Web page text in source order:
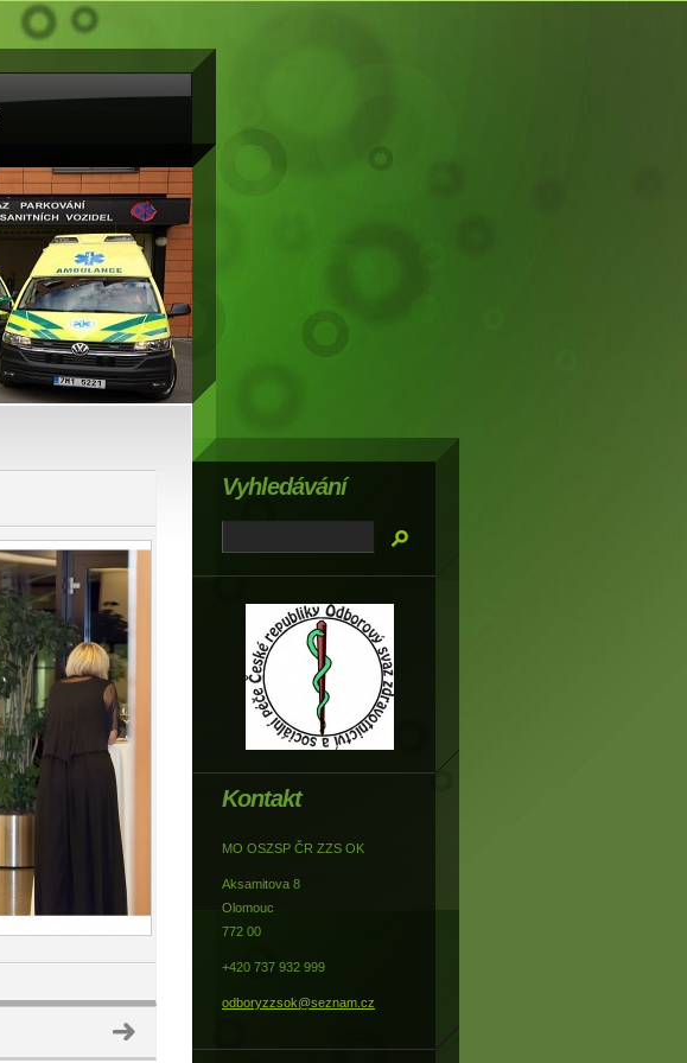
Kontakt
MO OSZSP ČR ZZS OK
Aksamitova 8
Olomouc
772 00
+420 737 932 999
odboryzzsok@seznam.cz
Vyhledávání